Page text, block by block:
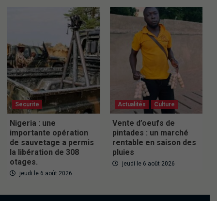
Securite
Nigeria : une
importante opération
de sauvetage a permis
la libération de 308
otages.
jeudi le 6 août 2026
Actualités Culture
Vente d’oeufs de
pintades : un marché
rentable en saison des
pluies
jeudi le 6 août 2026